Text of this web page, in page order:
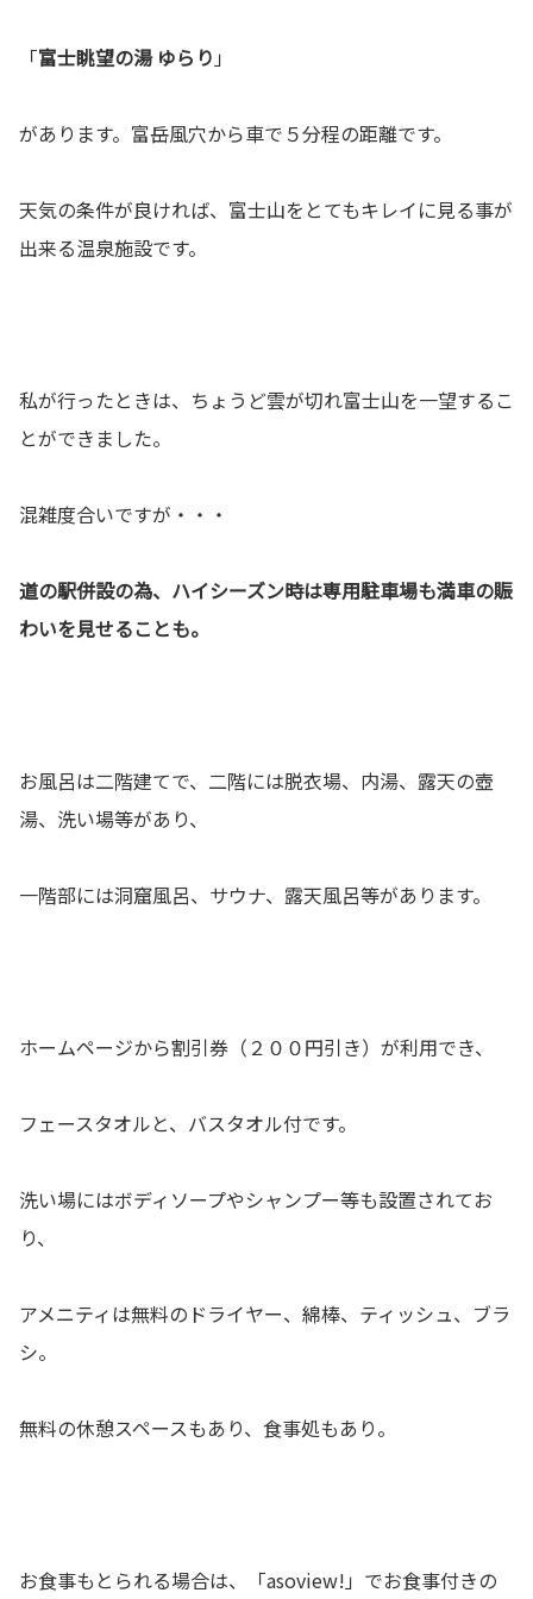
「富士眺望の湯 ゆらり 」
があります。富岳風穴から車で５分程の距離です。
天気の条件が良ければ、富士山をとてもキレイに見る事が
出来る温泉施設です。
私が行ったときは、ちょうど雲が切れ富士山を一望するこ
とができました。
混雑度合いですが・・・
道の駅併設の為、ハイシーズン時は専用駐車場も満車の賑
わいを見せることも。
お風呂は二階建てで、二階には脱衣場、内湯、露天の壺
湯、洗い場等があり、
一階部には洞窟風呂、サウナ、露天風呂等があります。
ホームページから割引券（２００円引き）が利用でき、
フェースタオルと、バスタオル付です。
洗い場にはボディソープやシャンプー等も設置されてお
り、
アメニティは無料のドライヤー、綿棒、ティッシュ、ブラ
シ。
無料の休憩スペースもあり、食事処もあり。
お食事もとられる場合は、「asoview!」でお食事付きの